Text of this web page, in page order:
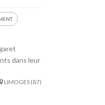
dans leur
LIMOGES (87)